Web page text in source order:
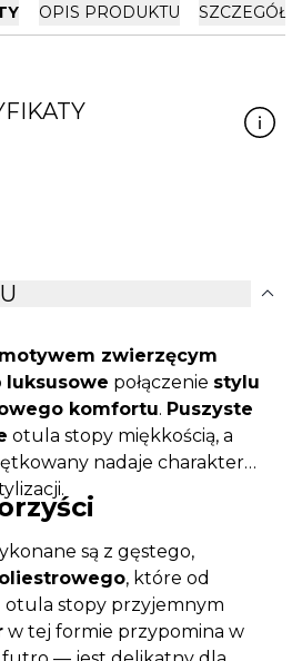
OPIS PRODUKTU
expand_more
motywem zwierzęcym
luksusowe połączenie stylu
komfortu. Puszyste
otula stopy miękkością, a
nadaje charakteru
są z gęstego,
, które od
stopy przyjemnym
w tej formie przypomina w